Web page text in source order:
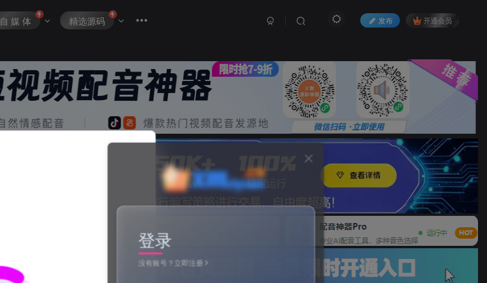
自 媒 体 精选源码 发布 开通会员
登录
没有账号？立即注册